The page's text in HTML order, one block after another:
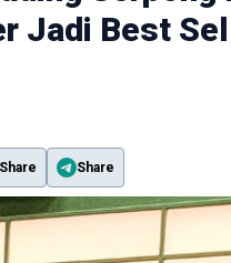
Jadi Best
Share